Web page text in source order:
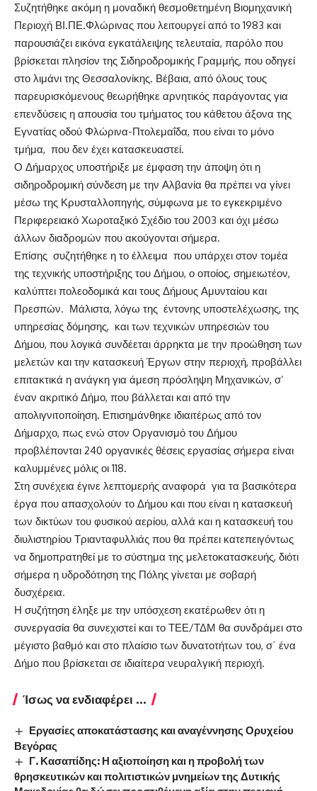
Συζητήθηκε ακόμη η μοναδική θεσμοθετημένη Βιομηχανική
Περιοχή ΒΙ.ΠΕ.Φλώρινας που λειτουργεί από το 1983 και
παρουσιάζει εικόνα εγκατάλειψης τελευταία, παρόλο που
βρίσκεται πλησίον της Σιδηροδρομικής Γραμμής, που οδηγεί
στο λιμάνι της Θεσσαλονίκης. Βέβαια, από όλους τους
παρευρισκόμενους θεωρήθηκε αρνητικός παράγοντας για
επενδύσεις η απουσία του τμήματος του κάθετου άξονα της
Εγνατίας οδού Φλώρινα-Πτολεμαΐδα, που είναι το μόνο
τμήμα, που δεν έχει κατασκευαστεί.
Ο Δήμαρχος υποστήριξε με έμφαση την άποψη ότι η
σιδηροδρομική σύνδεση με την Αλβανία θα πρέπει να γίνει
μέσω της Κρυσταλλοπηγής, σύμφωνα με το εγκεκριμένο
Περιφερειακό Χωροταξικό Σχέδιο του 2003 και όχι μέσω
άλλων διαδρομών που ακούγονται σήμερα.
Επίσης συζητήθηκε η το έλλειμα που υπάρχει στον τομέα
της τεχνικής υποστήριξης του Δήμου, ο οποίος, σημειωτέον,
καλύπτει πολεοδομικά και τους Δήμους Αμυνταίου και
Πρεσπών. Μάλιστα, λόγω της έντονης υποστελέχωσης, της
υπηρεσίας δόμησης, και των τεχνικών υπηρεσιών του
Δήμου, που λογικά συνδέεται άρρηκτα με την προώθηση των
μελετών και την κατασκευή Έργων στην περιοχή, προβάλλει
επιτακτικά η ανάγκη για άμεση πρόσληψη Μηχανικών, σ’
έναν ακριτικό Δήμο, που βάλλεται και από την
απολιγνιτοποίηση. Επισημάνθηκε ιδιαιτέρως από τον
Δήμαρχο, πως ενώ στον Οργανισμό του Δήμου
προβλέπονται 240 οργανικές θέσεις εργασίας σήμερα είναι
καλυμμένες μόλις οι 118.
Στη συνέχεια έγινε λεπτομερής αναφορά για τα βασικότερα
έργα που απασχολούν το Δήμου και που είναι η κατασκευή
των δικτύων του φυσικού αερίου, αλλά και η κατασκευή του
διυλιστηρίου Τριανταφυλλιάς που θα πρέπει κατεπειγόντως
να δημοπρατηθεί με το σύστημα της μελετοκατασκευής, διότι
σήμερα η υδροδότηση της Πόλης γίνεται με σοβαρή
δυσχέρεια.
Η συζήτηση έληξε με την υπόσχεση εκατέρωθεν ότι η
συνεργασία θα συνεχιστεί και το ΤΕΕ/ΤΔΜ θα συνδράμει στο
μέγιστο βαθμό και στο πλαίσιο των δυνατοτήτων του, σ΄ ένα
Δήμο που βρίσκεται σε ιδιαίτερα νευραλγική περιοχή.
Ίσως να ενδιαφέρει ...
Εργασίες αποκατάστασης και αναγέννησης Ορυχείου
Βεγόρας
Γ. Κασαπίδης: Η αξιοποίηση και η προβολή των
θρησκευτικών και πολιτιστικών μνημείων της Δυτικής